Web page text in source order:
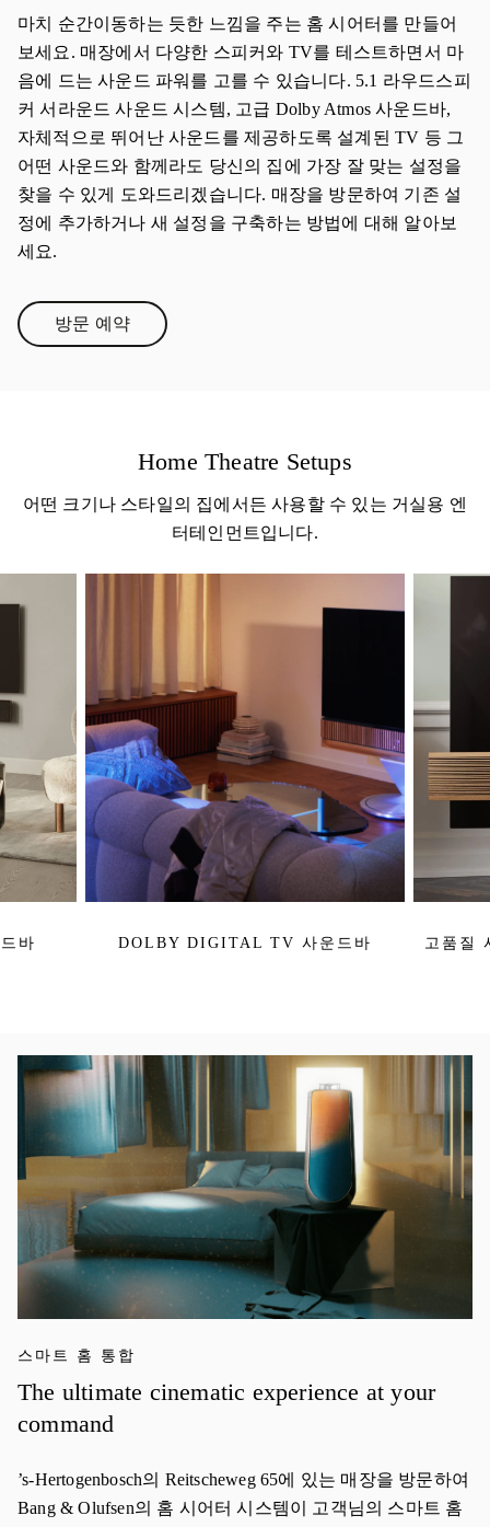
마치 순간이동하는 듯한 느낌을 주는 홈 시어터를 만들어
보세요. 매장에서 다양한 스피커와 TV를 테스트하면서 마
음에 드는 사운드 파워를 고를 수 있습니다. 5.1 라우드스피
커 서라운드 사운드 시스템, 고급 Dolby Atmos 사운드바,
자체적으로 뛰어난 사운드를 제공하도록 설계된 TV 등 그
어떤 사운드와 함께라도 당신의 집에 가장 잘 맞는 설정을
찾을 수 있게 도와드리겠습니다. 매장을 방문하여 기존 설
정에 추가하거나 새 설정을 구축하는 방법에 대해 알아보
세요.
방문 예약Link Opens in New Tab
Home Theatre Setups
어떤 크기나 스타일의 집에서든 사용할 수 있는 거실용 엔
터테인먼트입니다.
바 DOLBY DIGITAL TV 사운드바 고품질
이벤트 이미지
스마트 홈 통합
The ultimate cinematic experience at your
command
’s-Hertogenbosch의 Reitscheweg 65에 있는 매장을 방문하여
Bang & Olufsen의 홈 시어터 시스템이 고객님의 스마트 홈